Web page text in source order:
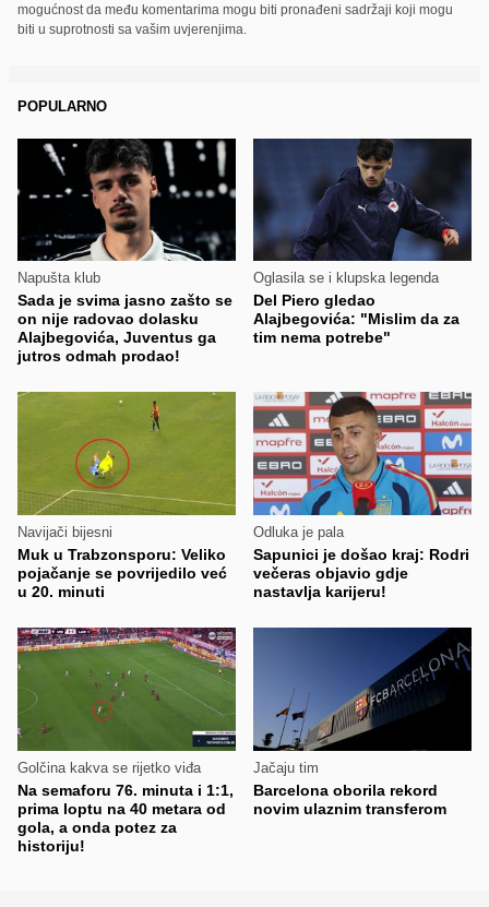
mogućnost da među komentarima mogu biti pronađeni sadržaji koji mogu
biti u suprotnosti sa vašim uvjerenjima.
POPULARNO
Napušta klub
Sada je svima jasno zašto se
on nije radovao dolasku
Alajbegovića, Juventus ga
jutros odmah prodao!
Oglasila se i klupska legenda
Del Piero gledao
Alajbegovića: "Mislim da za
tim nema potrebe"
Navijači bijesni
Muk u Trabzonsporu: Veliko
pojačanje se povrijedilo već
u 20. minuti
Odluka je pala
Sapunici je došao kraj: Rodri
večeras objavio gdje
nastavlja karijeru!
Golčina kakva se rijetko viđa
Na semaforu 76. minuta i 1:1,
prima loptu na 40 metara od
gola, a onda potez za
historiju!
Jačaju tim
Barcelona oborila rekord
novim ulaznim transferom